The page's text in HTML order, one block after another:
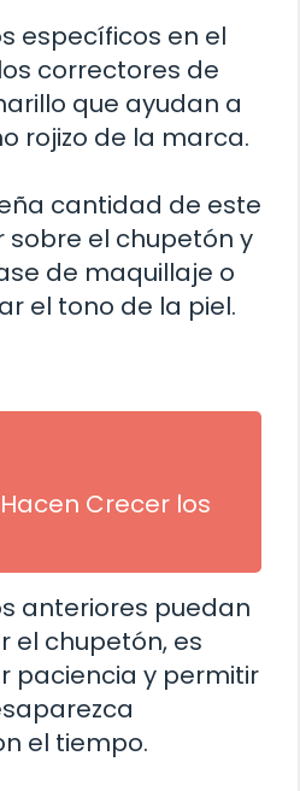
específicos en el
correctores de
que ayudan a
rojizo de la marca.
cantidad de este
el chupetón y
de maquillaje o
el tono de la piel.
Crecer los
anteriores puedan
el chupetón, es
paciencia y permitir
el tiempo.